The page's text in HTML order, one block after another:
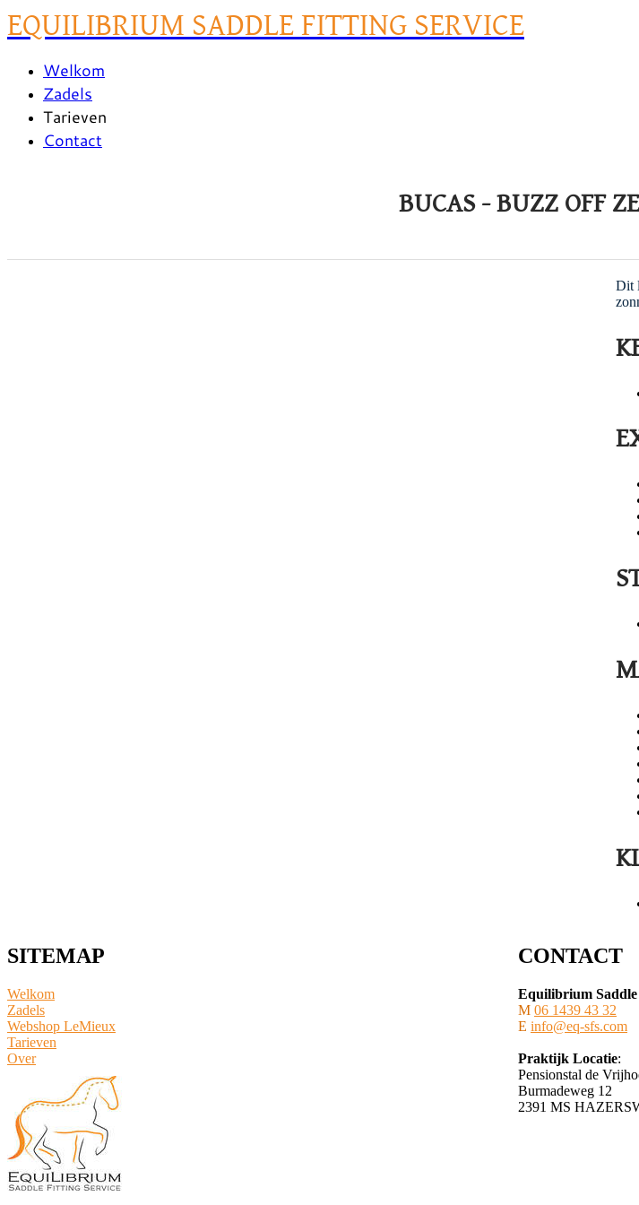
EQUILIBRIUM SADDLE FITTING SERVICE
Welkom
Zadels
Tarieven
Contact
BUCAS - BUZZ OFF
Dit
SITEMAP
Welkom
Zadels
Webshop LeMieux
​Tarieven
Over
CONTACT
Equilibrium
M 06 1439 43 32
E info@eq-sfs.com
Praktijk Locatie:
Pensionstal de
Burmadeweg 12
​2391 MS